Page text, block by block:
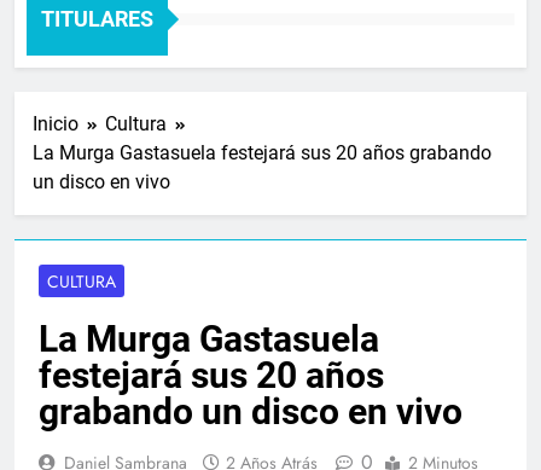
TITULARES
Inicio
Cultura
La Murga Gastasuela festejará sus 20 años grabando
un disco en vivo
CULTURA
La Murga Gastasuela
festejará sus 20 años
grabando un disco en vivo
Daniel Sambrana 2 Años Atrás 0 2 Minutos